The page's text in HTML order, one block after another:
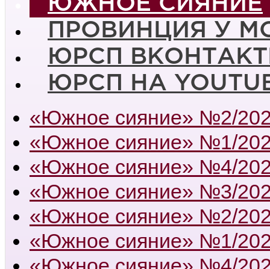
ПРОВИНЦИЯ У
ЮРСП
ЮРСП НА
«Южное сияние» №2/
«Южное сияние» №1/
«Южное сияние» №4/
«Южное сияние» №3/
«Южное сияние» №2/
«Южное сияние» №1/